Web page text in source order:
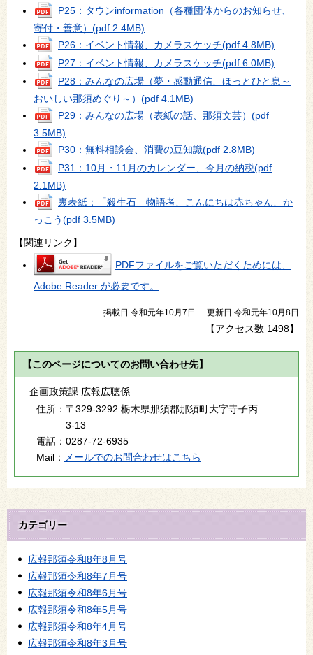
P25：タウンinformation（各種団体からのお知らせ、
寄付・善意） (pdf 2.4MB)
P26：イベント情報、カメラスケッチ(pdf 4.8MB)
P27：イベント情報、カメラスケッチ(pdf 6.0MB)
P28：みんなの広場（夢・感動通信、ほっとひと息～
おいしい那須めぐり～） (pdf 4.1MB)
P29：みんなの広場（表紙の話、那須文芸） (pdf
3.5MB)
P30：無料相談会、消費の豆知識(pdf 2.8MB)
P31：10月・11月のカレンダー、今月の納税(pdf
2.1MB)
裏表紙：「殺生石」物語考、こんにちは赤ちゃん、か
っこう(pdf 3.5MB)
【関連リンク】
PDFファイルをご覧いただくためには、
Adobe Reader が必要です。
掲載日 令和元年10月7日 更新日 令和元年10月8日
【アクセス数 1498】
【このページについてのお問い合わせ先】
企画政策課 広報広聴係
住所： 〒329-3292 栃木県那須郡那須町大字寺子丙
3-13
電話： 0287-72-6935
Mail：
メールでのお問合わせはこちら
カテゴリー
広報那須令和8年8月号
広報那須令和8年7月号
広報那須令和8年6月号
広報那須令和8年5月号
広報那須令和8年4月号
広報那須令和8年3月号